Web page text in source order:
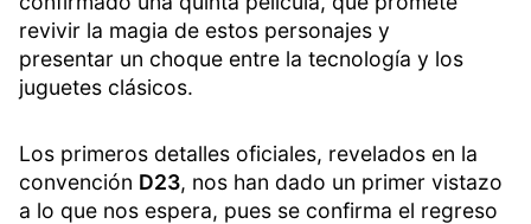
revivir la magia de estos personajes y
presentar un choque entre la tecnología y los
juguetes clásicos.
Los primeros detalles oficiales, revelados en la
convención D23, nos han dado un primer vistazo
a lo que nos espera, pues se confirma el regreso